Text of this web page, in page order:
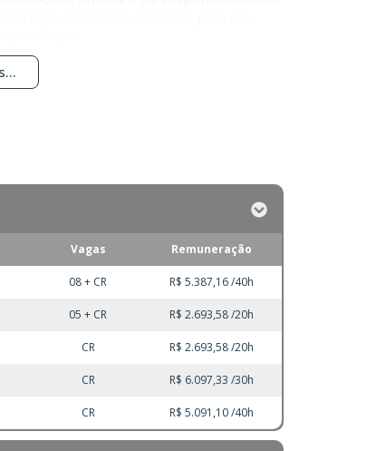
Vagas Remuneração
08 + CR R$ 5.387,16 /40h
05 + CR R$ 2.693,58 /20h
CR R$ 2.693,58 /20h
CR R$ 6.097,33 /30h
CR R$ 5.091,10 /40h